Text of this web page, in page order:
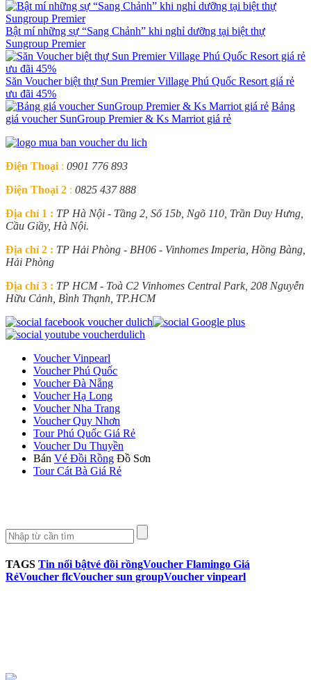
Bật mí những sự “Sang Chảnh” khi nghỉ dưỡng tại biệt thự
Sungroup Premier
Săn Voucher biệt thự Sun Premier Village Phú Quốc Resort giá rẻ
ưu đãi 45%
Bảng
giá voucher SunGroup Premier & Ks Marriot giá rẻ
Điện Thoại : 0901 776 893
Điện Thoại 2 : 0825 437 888
Địa chỉ 1 : TP Hà Nội - Tầng 2, Số 15b, Ngõ 110, Trần Duy Hưng,
Cầu Giầy, Hà Nội.
Địa chỉ 2 : TP Hải Phòng - BH06 - Vinhomes Imperia, Hồng Bàng,
Hải Phòng
Địa chỉ 3 : TP HCM - Toà C2 Vinhomes Central Park, 208 Nguyễn
Hữu Cảnh, Bình Thạnh, TP.HCM
Voucher Vinpearl
Voucher Phú Quốc
Voucher Đà Nẵng
Voucher Hạ Long
Voucher Nha Trang
Voucher Quy Nhơn
Tour Phú Quốc Giá Rẻ
Voucher Du Thuyền
Bán Vé Đồi Rồng Đồ Sơn
Tour Cát Bà Giá Rẻ
TAGS Tin nổi bậtvé đồi rồngVoucher Flamingo Giá
RẻVoucher flcVoucher sun groupVoucher vinpearl